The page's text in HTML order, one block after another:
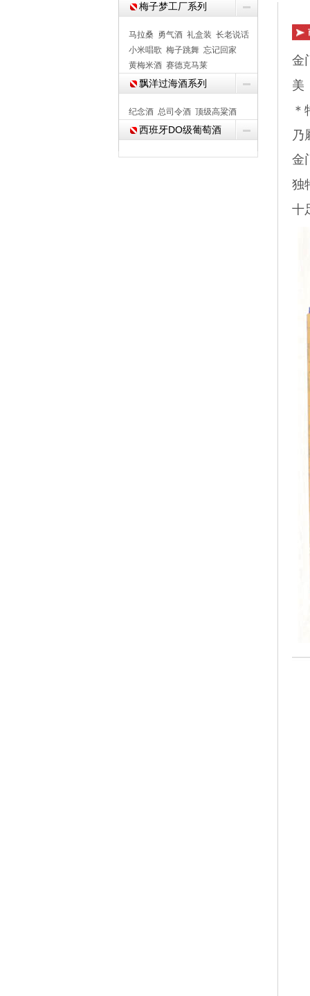
梅子梦工厂系列
马拉桑 勇气酒 礼盒装 长老说话
小米唱歌 梅子跳舞 忘记回家
黄梅米酒 赛德克马莱
飘洋过海酒系列
纪念酒 总司令酒 顶级高粱酒
西班牙DO级葡萄酒
金
美
乃
金
独
十